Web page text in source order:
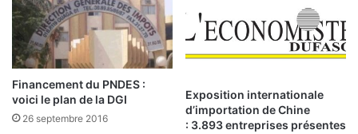
e
e
n
2
1
2
g
s
c
t
Financement du PNDES :
voici le plan de la DGI
26 septembre 2016
Exposition internationale
d’importation de Chine
: 3.893 entreprises présentes